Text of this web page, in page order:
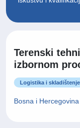
Terenski
izbornom
Logistika i skladištenje
Bosna i Hercegovina